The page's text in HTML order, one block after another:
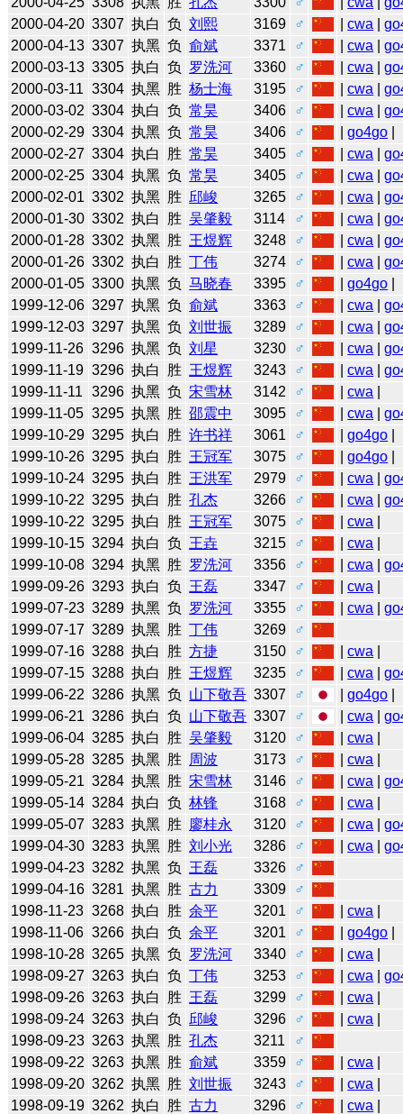
2000-04-20 3307 执白 负 刘熙 3169 ♂ |cwa |
2000-04-13 3307 执黑 负 俞斌 3371 ♂ |cwa |
2000-03-13 3305 执白 负 罗洗河 3360 ♂ |cwa |
2000-03-11 3304 执黑 胜 杨士海 3195 ♂ |cwa |
2000-03-02 3304 执白 负 常昊 3406 ♂ |cwa |
2000-02-29 3304 执黑 负 常昊 3406 ♂ |go4go
2000-02-27 3304 执白 胜 常昊 3405 ♂ |cwa |
2000-02-25 3304 执黑 负 常昊 3405 ♂ |cwa |
2000-02-01 3302 执黑 胜 邱峻 3265 ♂ |cwa |
2000-01-30 3302 执白 胜 吴肇毅 3114 ♂ |cwa |
2000-01-28 3302 执黑 胜 王煜辉 3248 ♂ |cwa |
2000-01-26 3302 执白 胜 丁伟 3274 ♂ |cwa |
2000-01-05 3300 执黑 负 马晓春 3395 ♂ |go4go
1999-12-06 3297 执黑 负 俞斌 3363 ♂ |cwa |
1999-12-03 3297 执黑 负 刘世振 3289 ♂ |cwa |
1999-11-26 3296 执黑 负 刘星 3230 ♂ |cwa |
1999-11-19 3296 执白 胜 王煜辉 3243 ♂ |cwa |
1999-11-11
3296 执黑 负 宋雪林 3142 ♂ |cwa
1999-11-05 3295 执黑 胜 邵震中 3095 ♂ |cwa |
1999-10-29 3295 执白 胜 许书祥 3061 ♂ |go4go
1999-10-26 3295 执白 胜 王冠军 3075 ♂ |go4go
1999-10-24 3295 执白 胜 王洪军 2979 ♂ |cwa |
1999-10-22 3295 执白 胜 孔杰 3266 ♂ |cwa |
1999-10-22 3295 执白 胜 王冠军 3075 ♂ |cwa
1999-10-15 3294 执白 负 王垚 3215 ♂ |cwa
1999-10-08 3294 执黑 胜 罗洗河 3356 ♂ |cwa |
1999-09-26 3293 执白 负 王磊 3347 ♂ |cwa
1999-07-23 3289 执黑 负 罗洗河 3355 ♂ |cwa |
1999-07-17 3289 执黑 胜 丁伟 3269
♂
1999-07-16 3288 执白 胜 方捷 3150 ♂ |cwa
1999-07-15 3288 执白 胜 王煜辉 3235 ♂ |cwa |
1999-06-22 3286 执黑 负 山下敬吾 3307 ♂ |go4go
1999-06-21 3286 执白 负 山下敬吾 3307 ♂ |cwa |
1999-06-04 3285 执白 胜 吴肇毅 3120 ♂ |cwa
1999-05-28 3285 执黑 胜 周波 3173 ♂ |cwa
1999-05-21 3284 执黑 胜 宋雪林 3146 ♂ |cwa |
1999-05-14 3284 执白 负 林锋 3168 ♂ |cwa
1999-05-07 3283 执黑 胜 廖桂永 3120 ♂ |cwa |
1999-04-30 3283 执黑 胜 刘小光 3286 ♂ |cwa |
1999-04-23 3282 执黑 负 王磊 3326
♂
1999-04-16 3281 执黑 胜 古力 3309
♂
1998-11-23 3268 执白 胜 余平 3201 ♂ |cwa
1998-11-06 3266 执白 负 余平 3201 ♂ |go4go
1998-10-28 3265 执黑 负 罗洗河 3340 ♂ |cwa
1998-09-27 3263 执白 负 丁伟 3253 ♂ |cwa |
1998-09-26 3263 执白 胜 王磊 3299 ♂ |cwa
1998-09-24 3263 执白 负 邱峻 3296 ♂ |cwa
1998-09-23 3263 执黑 胜 孔杰 3211
♂
1998-09-22 3263 执黑 胜 俞斌 3359 ♂ |cwa
1998-09-20 3262 执黑 胜 刘世振 3243 ♂ |cwa
1998-09-19 3262 执白 胜 古力 3296 ♂ |cwa